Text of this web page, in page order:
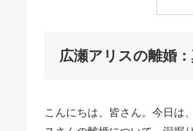
広瀬アリスの離婚
こんにちは、皆さん。今日は